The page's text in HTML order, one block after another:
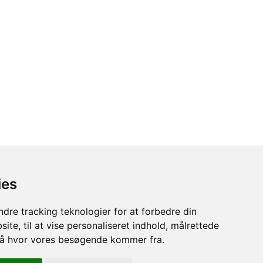
tracking teknologier for at forbedre din
til at vise personaliseret indhold, målrettede
hvor vores besøgende kommer fra.
Handelsbetingelser
B2B LOGIN